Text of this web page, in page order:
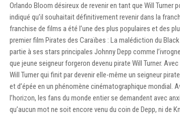
Orlando Bloom désireux de revenir en tant que Will
indiqué qu’il souhaitait définitivement revenir dans la
franchise de films a été l’une des plus populaires et des
premier film Pirates des Caraïbes : La malédiction du
partie à ses stars principales Johnny Depp comme
que jeune seigneur forgeron devenu pirate Will Turner. Avec
Will Turner qui finit par devenir elle-même un seigneur
et d’épée en un phénomène cinématographique
l’horizon, les fans du monde entier se demandent avec
qu’aucun mot ne soit encore venu du coin de Depp, ni de